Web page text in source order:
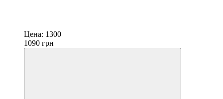
Цена: 1300
1090 грн